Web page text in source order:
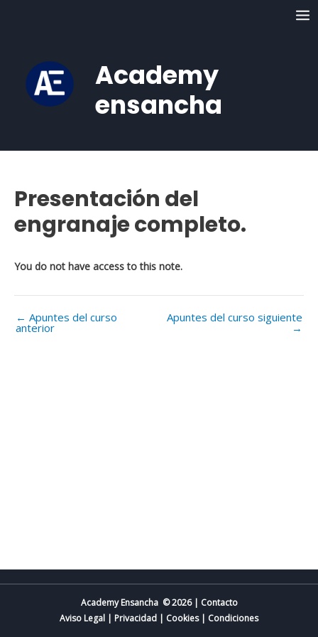
Academy
ensancha
Presentación del
engranaje completo.
You do not have access to this note.
Navegación
entradas
← Apuntes del curso
anterior
Apuntes del curso siguiente
→
Academy Ensancha © 2026 | Contacto
Aviso Legal | Privacidad | Cookies| Condiciones